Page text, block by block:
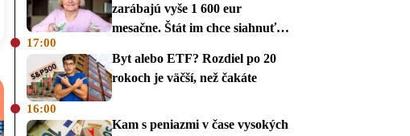
zarábajú vyše 1 600 eur
mesačne. Štát im chce siahnuť
17:00
Byt alebo ETF? Rozdiel po 20
rokoch je väčší, než čakáte
16:00
Kam s peniazmi v čase vysokých